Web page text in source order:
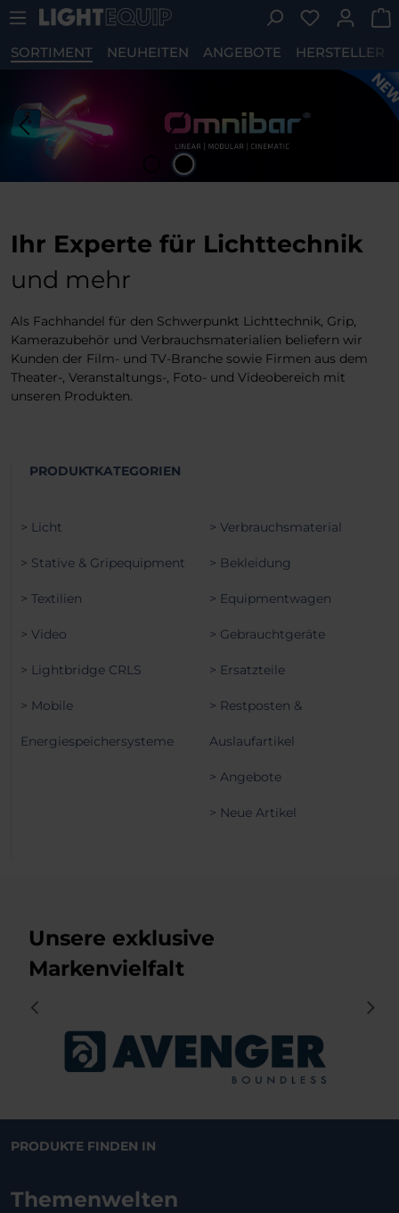
Zum Hauptinhalt springen Du hast 0
SORTIMENT NEUHEITEN ANGEBOTE HERSTELLER
Ihr Experte für Lichttechnik
und mehr
Als Fachhandel für den Schwerpunkt Lichttechnik, Grip,
Kamerazubehör und Verbrauchsmaterialien beliefern wir
Kunden der Film- und TV-Branche sowie Firmen aus dem
Theater-, Veranstaltungs-, Foto- und Videobereich mit
unseren Produkten.
PRODUKTKATEGORIEN
> Licht
> Stative & Gripequipment
> Textilien
> Video
> Lightbridge CRLS
> Mobile
Energiespeichersysteme
> Verbrauchsmaterial
> Bekleidung
> Equipmentwagen
> Gebrauchtgeräte
> Ersatzteile
> Restposten &
Auslaufartikel
> Angebote
> Neue Artikel
Unsere exklusive
Markenvielfalt
PRODUKTE FINDEN IN
Themenwelten